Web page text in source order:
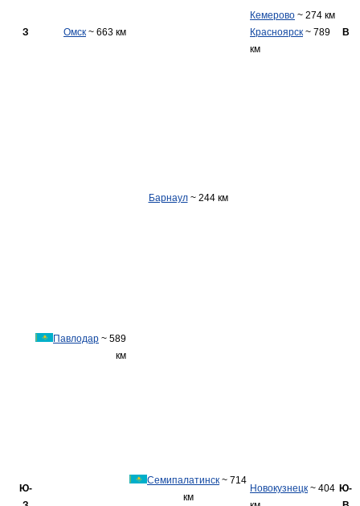
З Омск ~ 663 км
Кемерово ~ 274 км
Красноярск ~ 789
км
В
Ю-
Павлодар ~ 589
км
Барнаул~ 244 км
Семипалатинск ~ 714
км
Новокузнецк ~ 404 Ю-